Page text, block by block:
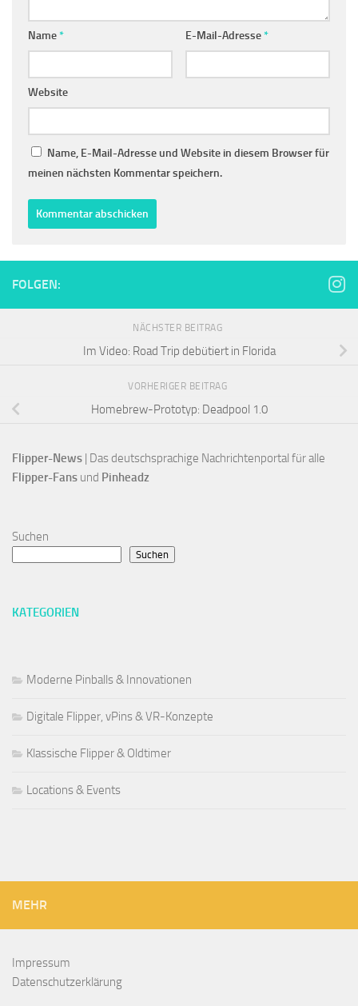
Name* E-Mail-Adresse*
Website
Name, E-Mail-Adresse und Website in diesem Browser für
meinen nächsten Kommentar speichern.
FOLGEN:
NÄCHSTER BEITRAG
Im Video: Road Trip debütiert in Florida
VORHERIGER BEITRAG
Homebrew-Prototyp: Deadpool 1.0
Flipper-News | Das deutschsprachige Nachrichtenportal für alle
Flipper-Fans und Pinheadz
Suchen
Suchen
KATEGORIEN
Moderne Pinballs & Innovationen
Digitale Flipper, vPins & VR-Konzepte
Klassische Flipper & Oldtimer
Locations & Events
MEHR
Impressum
Datenschutzerklärung